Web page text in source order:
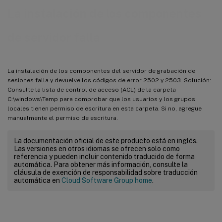
La instalación de los componentes del servidor de grabación de
sesiones falla y devuelve los códigos de error 2502 y 2503. Solución:
Consulte la lista de control de acceso (ACL) de la carpeta
C:\windows\Temp para comprobar que los usuarios y los grupos
locales tienen permiso de escritura en esta carpeta. Si no, agregue
manualmente el permiso de escritura.
La documentación oficial de este producto está en inglés.
Las versiones en otros idiomas se ofrecen solo como
referencia y pueden incluir contenido traducido de forma
automática. Para obtener más información, consulte la
cláusula de exención de responsabilidad sobre traducción
automática en Cloud Software Group home.